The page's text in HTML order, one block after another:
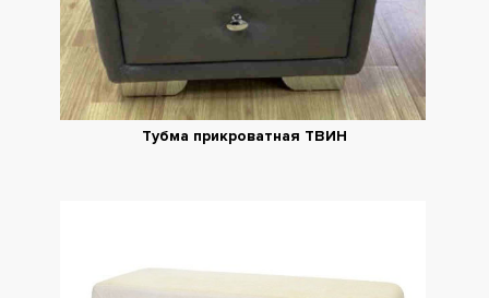
Тубма прикроватная ТВИН